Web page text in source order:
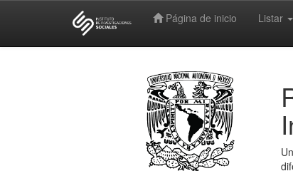
Página de inicio Listar